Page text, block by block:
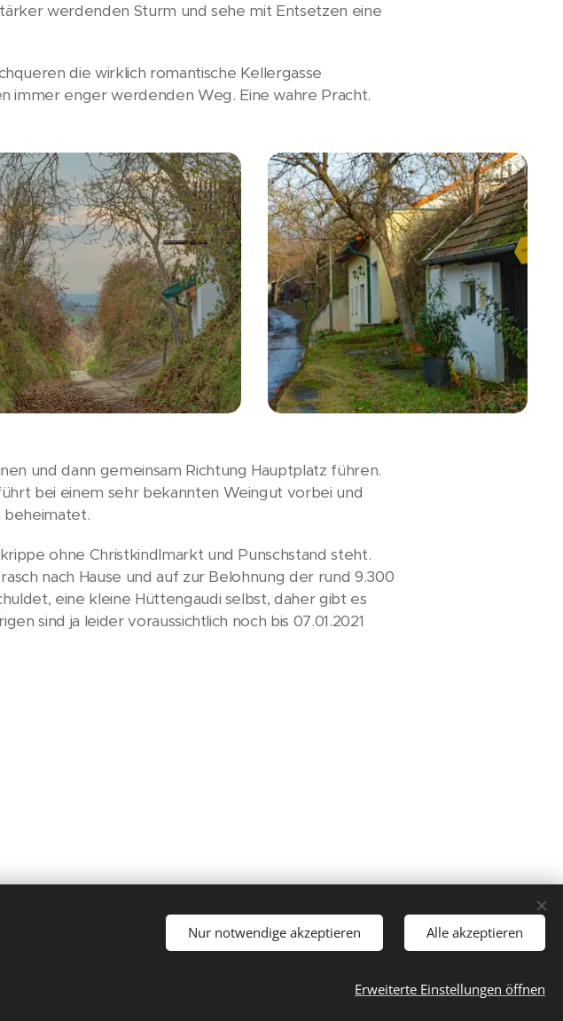
werdenden Sturm und sehe mit Entsetzen eine
die wirklich romantische Kellergasse
immer enger werdenden Weg. Eine wahre Pracht.
und dann gemeinsam Richtung Hauptplatz führen.
bei einem sehr bekannten Weingut vorbei und
beheimatet.
ohne Christkindlmarkt und Punschstand steht.
nach Hause und auf zur Belohnung der rund 9.300
eine kleine Hüttengaudi selbst, daher gibt es
sind ja leider voraussichtlich noch bis 07.01.2021
raus
Nur notwendige akzeptieren Alle akzeptieren
Erweiterte Einstellungen öffnen